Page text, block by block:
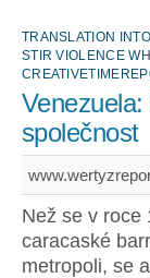
TRANSLATION
STIR VIOLENCE
společnost
Než se v roce
caracaské
metropoli, se